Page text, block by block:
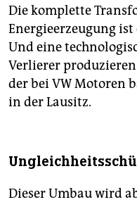
Die komplette
Energieerzeugung
Und eine
Verlierer
der bei VW Motoren
in der Lausitz.
Dieser Umbau wird